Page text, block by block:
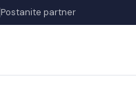
Postanite partner